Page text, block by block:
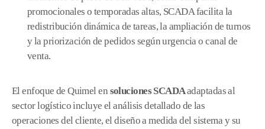
promocionales o temporadas altas, SCADA facilita la
redistribución dinámica de tareas, la ampliación de turnos
y la priorización de pedidos según urgencia o canal de
venta.
El enfoque de Quimel en soluciones SCADAadaptadas al
sector logístico incluye el análisis detallado de las
operaciones del cliente, el diseño a medida del sistema y su